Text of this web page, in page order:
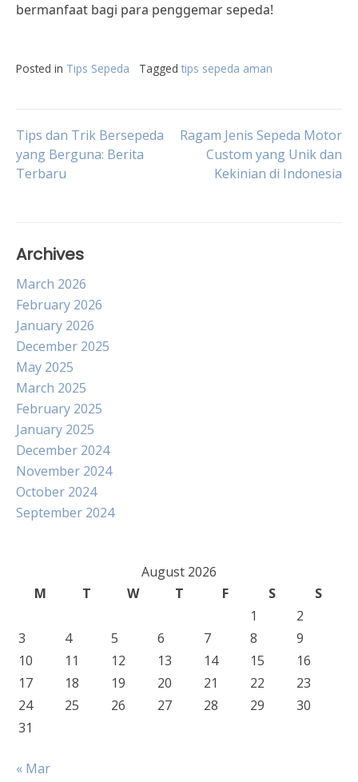
bermanfaat bagi para penggemar sepeda!
Posted in Tips Sepeda Tagged tips sepeda aman
Post
navigation
Tips dan Trik Bersepeda
yang Berguna: Berita
Terbaru
Ragam Jenis Sepeda Motor
Custom yang Unik dan
Kekinian di Indonesia
Archives
March 2026
February 2026
January 2026
December 2025
May 2025
March 2025
February 2025
January 2025
December 2024
November 2024
October 2024
September 2024
August 2026
M
T W T F S
S
1
2
3
4 5 6 7 8
9
10
11 12 13 14 15
16
17
18 19 20 21 22
23
24
25 26 27 28 29
30
31
« Mar